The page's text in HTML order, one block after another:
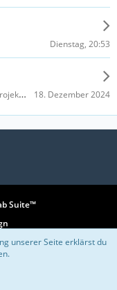
Dienstag, 20:53
Hat noch jemand interesse an ein Privatserver Projekt ohne Plugins alles ausschießlich Commands wie damals? 18. Dezember 2024
Suite™
unserer Seite erklärst du